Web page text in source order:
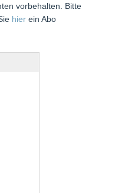
vorbehalten. Bitte
hier ein Abo